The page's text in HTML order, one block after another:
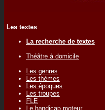
Les textes
La recherche de textes
Théâtre à domicile
Les genres
Les thèmes
Les époques
Les troupes
FLE
Le handicap moteur